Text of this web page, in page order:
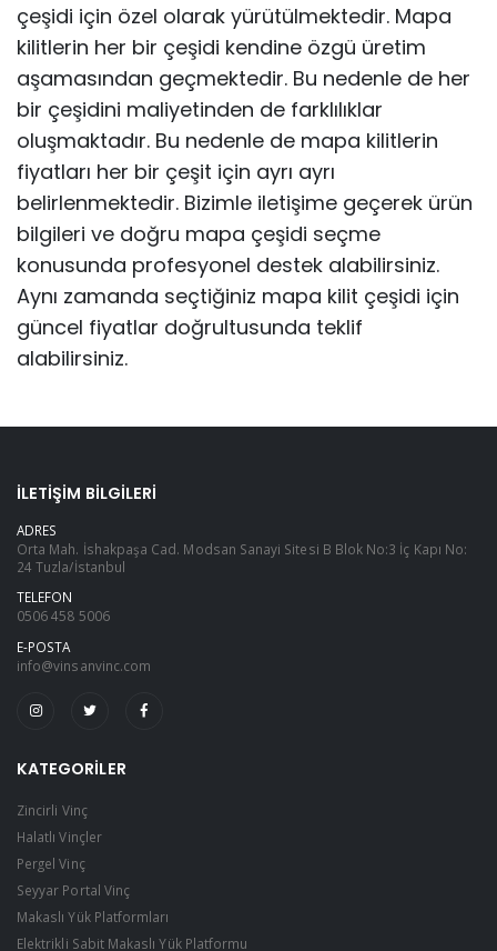
çeşidi için özel olarak yürütülmektedir. Mapa
kilitlerin her bir çeşidi kendine özgü üretim
aşamasından geçmektedir. Bu nedenle de her
bir çeşidini maliyetinden de farklılıklar
oluşmaktadır. Bu nedenle de mapa kilitlerin
fiyatları her bir çeşit için ayrı ayrı
belirlenmektedir. Bizimle iletişime geçerek ürün
bilgileri ve doğru mapa çeşidi seçme
konusunda profesyonel destek alabilirsiniz.
Aynı zamanda seçtiğiniz mapa kilit çeşidi için
güncel fiyatlar doğrultusunda teklif
alabilirsiniz.
İLETIŞIM BILGILERI
ADRES
Orta Mah. İshakpaşa Cad. Modsan Sanayi Sitesi B Blok No:3 İç Kapı No:
24 Tuzla/İstanbul
TELEFON
0506 458 5006
E-POSTA
info@vinsanvinc.com
KATEGORILER
Zincirli Vinç
Halatlı Vinçler
Pergel Vinç
Seyyar Portal Vinç
Makaslı Yük Platformları
Elektrikli Sabit Makaslı Yük Platformu